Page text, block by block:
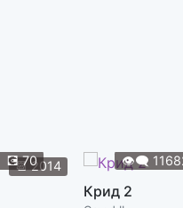
📆2014
💽70 👁️‍🗨️
Крид 2